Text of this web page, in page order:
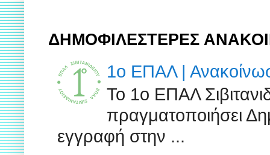
ΔΗΜΟΦΙΛΕΣΤΕΡΕΣ
1ο ΕΠΑΛ |
Το 1ο ΕΠΑΛ
πραγματοποιήσει
εγγραφή στην ...